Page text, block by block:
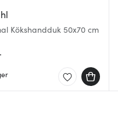
Kökshandduk 50x70 cm